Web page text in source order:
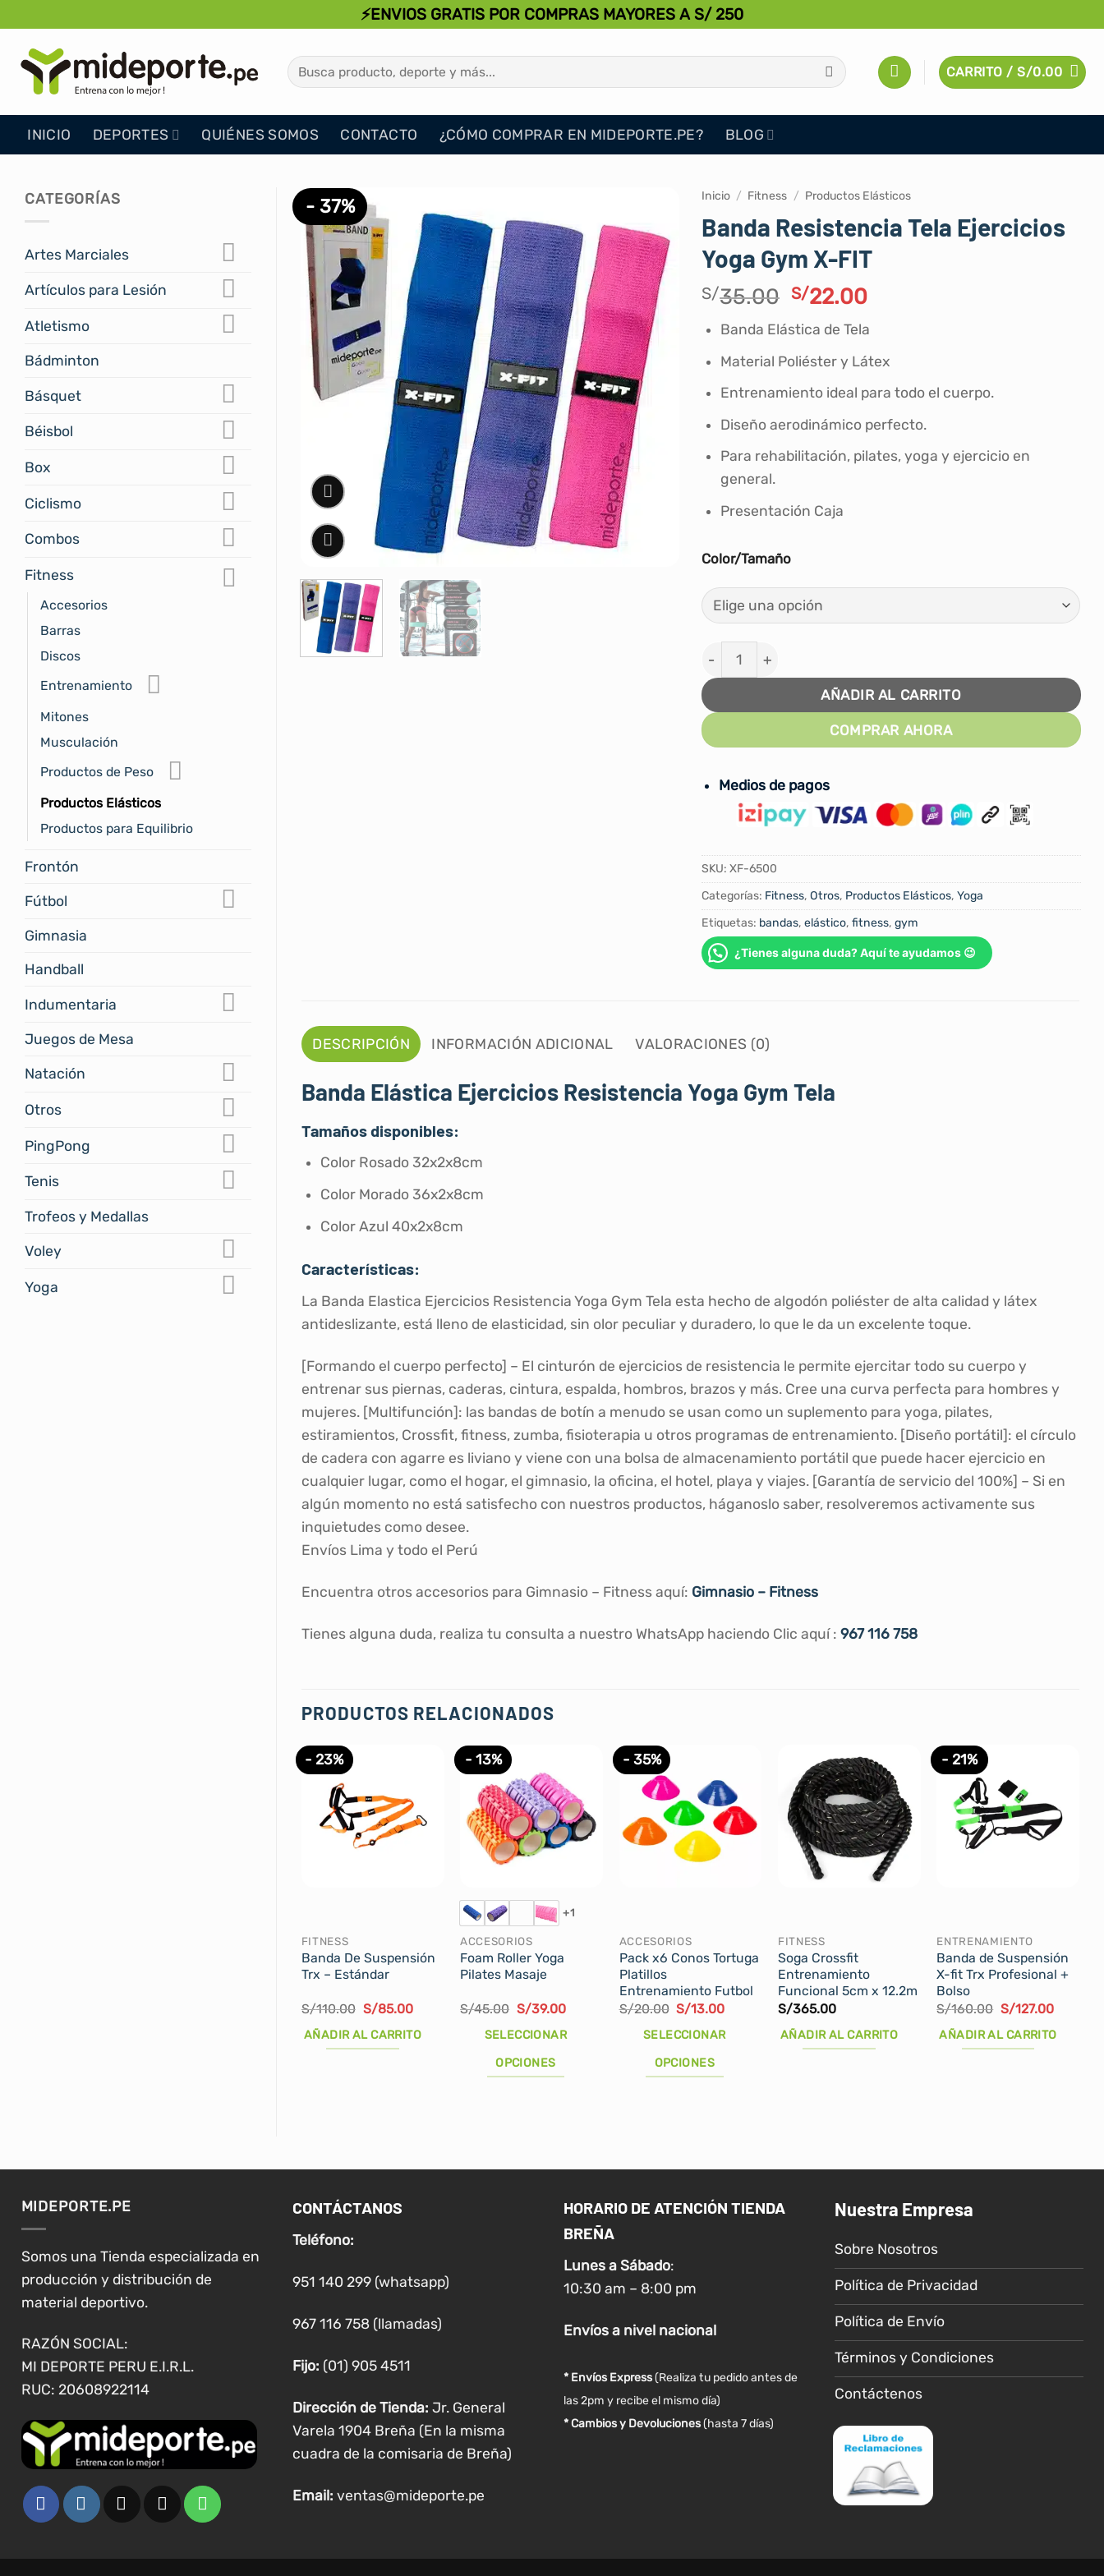
al
contenido
⚡ENVIOS GRATIS POR COMPRAS MAYORES A S/ 250
Buscar
por:
CARRITO /S/0.00
INICIO DEPORTES QUIÉNES SOMOS CONTACTO ¿CÓMO COMPRAR EN MIDEPORTE.PE? BLOG
CATEGORÍAS
Artes Marciales
Artículos para Lesión
Atletismo
Bádminton
Básquet
Béisbol
Box
Ciclismo
Combos
Fitness
Accesorios
Barras
Discos
Entrenamiento
Mitones
Musculación
Productos de Peso
Productos Elásticos
Productos para Equilibrio
Frontón
Fútbol
Gimnasia
Handball
Indumentaria
Juegos de Mesa
Natación
Otros
PingPong
Tenis
Trofeos y Medallas
Voley
Yoga
- 37% Inicio / Fitness / Productos Elásticos
Banda Resistencia Tela Ejercicios
Yoga Gym X-FIT
S/35.00 El
precio
original
era:
S/35.00.
S/22.00El
actual
es:
S/22.00.
Banda Elástica de Tela
Material Poliéster y Látex
Entrenamiento ideal para todo el cuerpo.
Diseño aerodinámico perfecto.
Para rehabilitación, pilates, yoga y ejercicio en
general.
Presentación Caja
Color/Tamaño
Banda Resistencia Tela Ejercicios Yoga Gym X-FIT cantidad
AÑADIR AL CARRITO
COMPRAR AHORA
Medios de pagos
SKU: XF-6500
Categorías: Fitness, Otros, Productos Elásticos, Yoga
Etiquetas: bandas, elástico, fitness, gym
¿Tienes alguna duda? Aquí te ayudamos 😉
DESCRIPCIÓN INFORMACIÓN ADICIONAL VALORACIONES (0)
Banda Elástica Ejercicios Resistencia Yoga Gym Tela
Tamaños disponibles:
Color Rosado 32x2x8cm
Color Morado 36x2x8cm
Color Azul 40x2x8cm
Características:
La Banda Elastica Ejercicios Resistencia Yoga Gym Tela esta hecho de algodón poliéster de alta calidad y látex
antideslizante, está lleno de elasticidad, sin olor peculiar y duradero, lo que le da un excelente toque.
[Formando el cuerpo perfecto] – El cinturón de ejercicios de resistencia le permite ejercitar todo su cuerpo y
entrenar sus piernas, caderas, cintura, espalda, hombros, brazos y más. Cree una curva perfecta para hombres y
mujeres. [Multifunción]: las bandas de botín a menudo se usan como un suplemento para yoga, pilates,
estiramientos, Crossfit, fitness, zumba, fisioterapia u otros programas de entrenamiento. [Diseño portátil]: el círculo
de cadera con agarre es liviano y viene con una bolsa de almacenamiento portátil que puede hacer ejercicio en
cualquier lugar, como el hogar, el gimnasio, la oficina, el hotel, playa y viajes. [Garantía de servicio del 100%] – Si en
algún momento no está satisfecho con nuestros productos, háganoslo saber, resolveremos activamente sus
inquietudes como desee.
Envíos Lima y todo el Perú
Encuentra otros accesorios para Gimnasio – Fitness aquí: Gimnasio – Fitness
Tienes alguna duda, realiza tu consulta a nuestro WhatsApp haciendo Clic aquí : 967 116 758
PRODUCTOS RELACIONADOS
- 23%
FITNESS
Banda De Suspensión
Trx – Estándar
S/110.00 El
precio
original
era:
S/85.00El
actual
AÑADIR AL CARRITO
- 13%
+1
ACCESORIOS
Foam Roller Yoga
Pilates Masaje
S/45.00 El
precio
original
S/45.00.
S/39.00El
actual
SELECCIONAR
OPCIONES
variantes.
- 35%
ACCESORIOS
Pack x6 Conos Tortuga
Platillos
Entrenamiento Futbol
S/20.00 El
precio
original
S/20.00.
S/13.00El
actual
SELECCIONAR
OPCIONES
variantes.
opciones
elegir
en
página
producto
FITNESS
Soga Crossfit
Entrenamiento
Funcional 5cm x 12.2m
S/365.00
AÑADIR AL CARRITO
- 21%
ENTRENAMIENTO
Banda de Suspensión
X-fit Trx Profesional +
Bolso
S/160.00 El
precio
original
era:
S/127.00El
actual
AÑADIR AL CARRITO
MIDEPORTE.PE
Somos una Tienda especializada en
producción y distribución de
material deportivo.
RAZÓN SOCIAL:
MI DEPORTE PERU E.I.R.L.
RUC: 20608922114
CONTÁCTANOS
Teléfono:
951 140 299 (whatsapp)
967 116 758 (llamadas)
Fijo: (01) 905 4511
Dirección de Tienda: Jr. General
Varela 1904 Breña (En la misma
cuadra de la comisaria de Breña)
Email: ventas@mideporte.pe
HORARIO DE ATENCIÓN TIENDA
BREÑA
Lunes a Sábado:
10:30 am – 8:00 pm
Envíosa nivel nacional
* Envíos Express(Realiza tu pedido antes de
las 2pm y recibe el mismo día)
* Cambios y Devoluciones (hasta 7 días)
Nuestra Empresa
Sobre Nosotros
Política de Privacidad
Política de Envío
Términos y Condiciones
Contáctenos